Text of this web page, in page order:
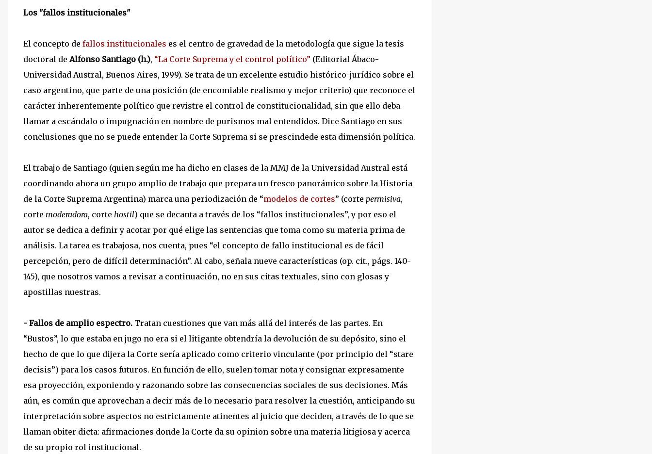
Los "fallos institucionales"
El concepto de fallos institucionales es el centro de gravedad de la metodología que sigue la tesis
doctoral deAlfonso Santiago (h.), “La Corte Suprema y el control político” (Editorial Ábaco-
Universidad Austral, Buenos Aires, 1999). Se trata de un excelente estudio histórico-jurídico sobre el
caso argentino, que parte de una posición (de encomiable realismo y mejor criterio) que reconoce el
carácter inherentemente político que revistre el control de constitucionalidad, sin que ello deba
llamar a escándalo o impugnación en nombre de purismos mal entendidos. Dice Santiago en sus
conclusiones que no se puede entender la Corte Suprema si se prescindede esta dimensión política.
El trabajo de Santiago (quien según me ha dicho en clases de la MMJ de la Universidad Austral está
coordinando ahora un grupo amplio de trabajo que prepara un fresco panorámico sobre la Historia
de la Corte Suprema Argentina) marca una periodización de “modelos de cortes” (corte permisiva,
corte moderadora, corte hostil) que se decanta a través de los “fallos institucionales”, y por eso el
autor se dedica a definir y acotar por qué elige las sentencias que toma como su materia prima de
análisis. La tarea es trabajosa, nos cuenta, pues “el concepto de fallo institucional es de fácil
percepción, pero de difícil determinación”. Al cabo, señala nueve características (op. cit., págs. 140-
145), que nosotros vamos a revisar a continuación, no en sus citas textuales, sino con glosas y
apostillas nuestras.
- Fallos de amplio espectro. Tratan cuestiones que van más allá del interés de las partes. En
“Bustos”, lo que estaba en jugo no era si el litigante obtendría la devolución de su depósito, sino el
hecho de que lo que dijera la Corte sería aplicado como criterio vinculante (por principio del “stare
decisis”) para los casos futuros. En función de ello, suelen tomar nota y consignar expresamente
esa proyección, exponiendo y razonando sobre las consecuencias sociales de sus decisiones. Más
aún, es común que aprovechan a decir más de lo necesario para resolver la cuestión, anticipando su
interpretación sobre aspectos no estrictamente atinentes al juicio que deciden, a través de lo que se
llaman obiter dicta: afirmaciones donde la Corte da su opinion sobre una materia litigiosa y acerca
de su propio rol institucional.